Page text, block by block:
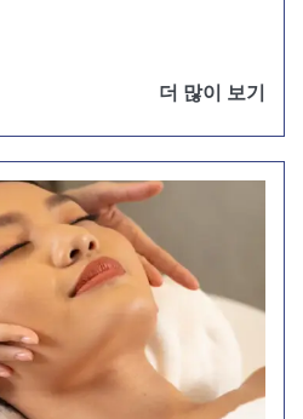
더 많이 보기